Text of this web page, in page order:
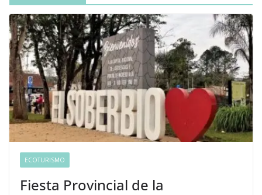
ECOTURISMO
Fiesta Provincial de la